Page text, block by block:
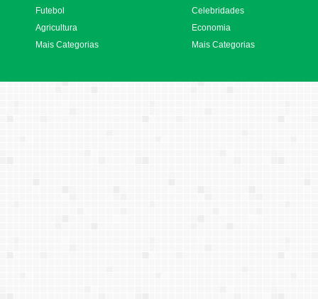
Futebol
Agricultura
Mais Categorias
Celebridades
Economia
Mais Categorias